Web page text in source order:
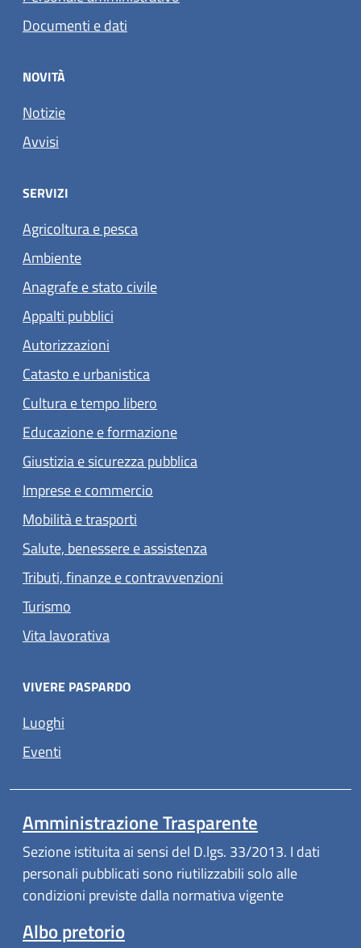
Documenti e dati
NOVITÀ
Notizie
Avvisi
SERVIZI
Agricoltura e pesca
Ambiente
Anagrafe e stato civile
Appalti pubblici
Autorizzazioni
Catasto e urbanistica
Cultura e tempo libero
Educazione e formazione
Giustizia e sicurezza pubblica
Imprese e commercio
Mobilità e trasporti
Salute, benessere e assistenza
Tributi, finanze e contravvenzioni
Turismo
Vita lavorativa
VIVERE PASPARDO
Luoghi
Eventi
Amministrazione Trasparente
Sezione istituita ai sensi del D.lgs. 33/2013. I dati
personali pubblicati sono riutilizzabili solo alle
condizioni previste dalla normativa vigente
Albo pretorio